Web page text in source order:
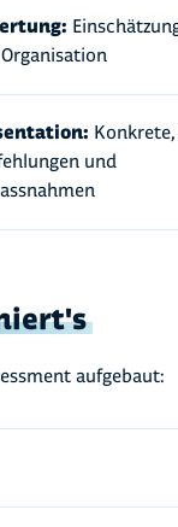
und
aufgebaut: